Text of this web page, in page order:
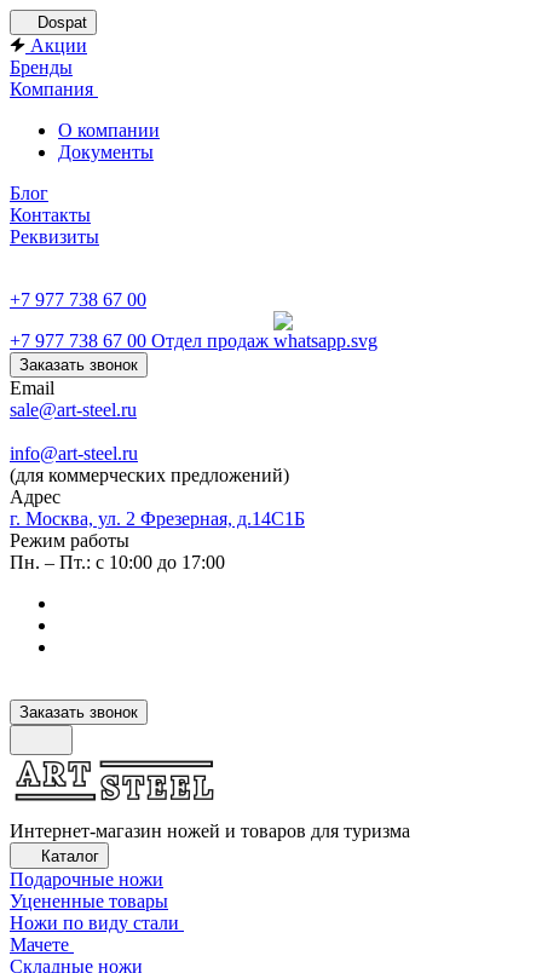
Dospat
Акции
Бренды
Компания
О компании
Документы
Блог
Контакты
Реквизиты
+7 977 738 67 00
+7 977 738 67 00 Отдел продаж
Заказать звонок
Email
sale@art-steel.ru
info@art-steel.ru
(для коммерческих предложений)
Адрес
г. Москва, ул. 2 Фрезерная, д.14С1Б
Режим работы
Пн. – Пт.: с 10:00 до 17:00
Заказать звонок
Интернет-магазин ножей и товаров для туризма
Каталог
Подарочные ножи
Уцененные товары
Ножи по виду стали
Мачете
Складные ножи